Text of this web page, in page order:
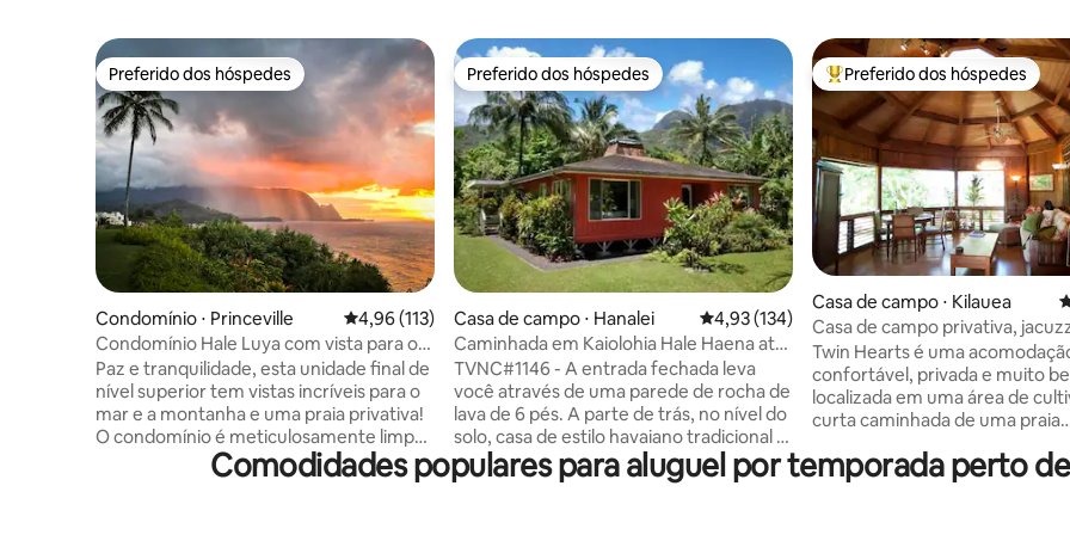
Preferido dos hóspedes
Preferido dos hóspedes
Condomínio ⋅ Princeville 4,96 de uma avaliação média de 5, 113 avaliações
4,96 (113)
Condomínio Hale Luya com vista para o
mar e praia privativa
Paz e tranquilidade, esta unidade final de
nível superior tem vistas incríveis para o
mar e a montanha e uma praia privativa!
O condomínio é meticulosamente limpo,
tudo o que você precisa para uma
estadia perfeitamente tranquila.
Preferido dos hóspedes
Preferido dos hóspedes
Casa de campo ⋅ Hanalei 4,93 de uma avaliação média de 5, 134
4,93 (134)
Caminhada em Kaiolohia Hale Haena até
a praia de Tunnels
TVNC#1146 - A entrada fechada leva
você através de uma parede de rocha de
lava de 6 pés. A parte de trás, no nível do
solo, casa de estilo havaiano tradicional é
escondida privadamente atrás da casa da
frente das governantas. O quintal Lanai
Entre os melhores preferidos
Preferido dos hóspedes
Casa de campo ⋅ Kilauea
Casa de campo privativa,
caminhada até a praia
Twin Hearts é uma
confortável, privada e muito
localizada em uma área de
curta caminhada de uma praia
restaurantes e lojas, fica a
minutos de carro. Suas muitas
Comodidades populares para aluguel por temporada perto